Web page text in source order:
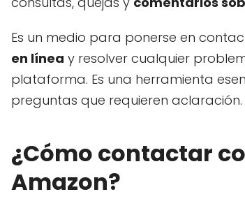
Es un medio para ponerse en
en línea y resolver cualquier
plataforma. Es una herramienta
preguntas que requieren aclaración.
¿Cómo contactar
Amazon?